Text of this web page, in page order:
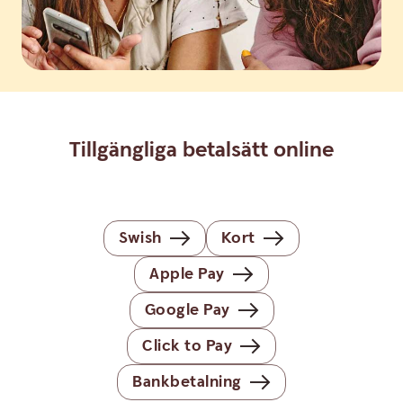
Tillgängliga betalsätt online
Swish
Kort
Apple Pay
Google Pay
Click to Pay
Bankbetalning